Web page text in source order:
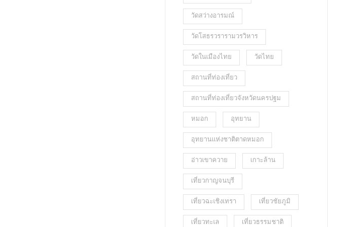
วัดสว่างอารมณ์
วัดโสธรวรารามวรวิหาร
วัดในเมืองไทย วัดไทย
สถานที่ท่องเที่ยว
สถานที่ท่องเที่ยวจังหวัดนครปฐม
หมอก อุทยาน
อุทยานแห่งชาติตาดหมอก
อ่าวเขาควาย เกาะล้าน
เที่ยวกาญจนบุรี
เที่ยวฉะเชิงเทรา เที่ยวชัยภูมิ
เที่ยวทะเล เที่ยวธรรมชาติ